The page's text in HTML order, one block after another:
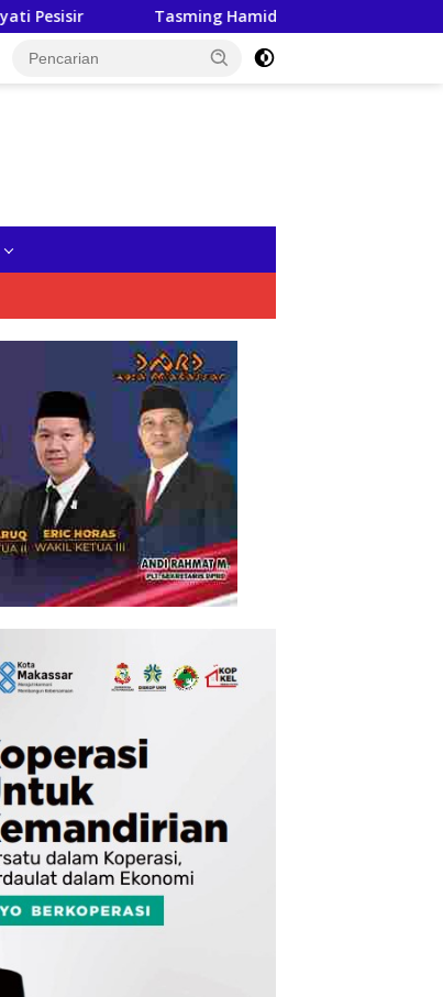
Tasming Hamid Dorong Peningkatan Literasi